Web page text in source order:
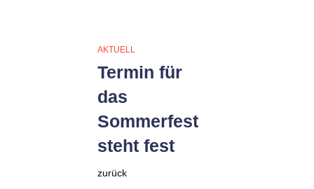
AKTUELL
Termin für
das
Sommerfest
steht fest
zurück